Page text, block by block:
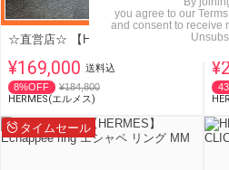
¥169,000 送料込
8%OFF
¥184,800
HERMES(エルメス)
タイムセール